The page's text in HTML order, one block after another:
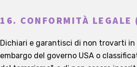
16. CONFORMITÀ
Dichiari e garantisci di non trovarti in
embargo del governo USA o